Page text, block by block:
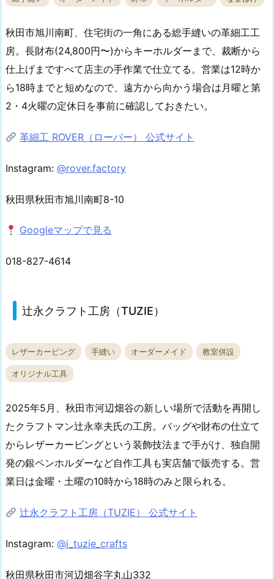
秋田市旭川南町、住宅街の一角にある総手縫いの革細工工
房。長財布(24,800円〜)からキーホルダーまで、裁断から
仕上げまですべて店主の手作業で仕立てる。営業は12時か
ら18時までと短めなので、遠方から向かう場合は月曜と第
2・4火曜の定休日を事前に確認しておきたい。
革細工 ROVER（ローバー） 公式サイト
Instagram: @rover.factory
秋田県秋田市旭川南町8-10
Googleマップで見る
018-827-4614
辻永クラフト工房（TUZIE）
レザーカービング 手縫い オーダーメイド 教室併設
オリジナル工具
2025年5月、秋田市河辺畑谷の新しい場所で活動を再開し
たクラフトマン辻永幸夫氏の工房。バッグや財布の仕立て
からレザーカービングという装飾技法まで手がけ、独自開
発の銀ペンホルダーなど自作工具も実店舗で販売する。営
業日は金曜・土曜の10時から18時のみと限られる。
辻永クラフト工房（TUZIE） 公式サイト
Instagram: @i_tuzie_crafts
秋田県秋田市河辺畑谷字丸山332